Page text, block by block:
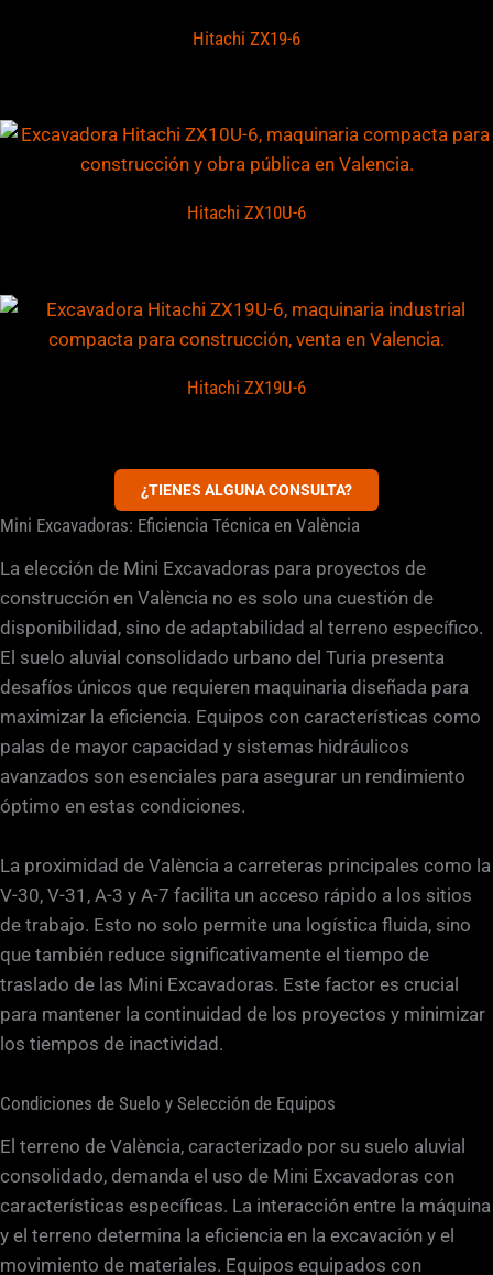
Hitachi ZX19-6
Hitachi ZX10U-6
Hitachi ZX19U-6
¿TIENES ALGUNA CONSULTA?
Mini Excavadoras: Eficiencia Técnica en València
La elección de Mini Excavadoras para proyectos de
construcción en València no es solo una cuestión de
disponibilidad, sino de adaptabilidad al terreno específico.
El suelo aluvial consolidado urbano del Turia presenta
desafíos únicos que requieren maquinaria diseñada para
maximizar la eficiencia. Equipos con características como
palas de mayor capacidad y sistemas hidráulicos
avanzados son esenciales para asegurar un rendimiento
óptimo en estas condiciones.
La proximidad de València a carreteras principales como la
V-30, V-31, A-3 y A-7 facilita un acceso rápido a los sitios
de trabajo. Esto no solo permite una logística fluida, sino
que también reduce significativamente el tiempo de
traslado de las Mini Excavadoras. Este factor es crucial
para mantener la continuidad de los proyectos y minimizar
los tiempos de inactividad.
Condiciones de Suelo y Selección de Equipos
El terreno de València, caracterizado por su suelo aluvial
consolidado, demanda el uso de Mini Excavadoras con
características específicas. La interacción entre la máquina
y el terreno determina la eficiencia en la excavación y el
movimiento de materiales. Equipos equipados con